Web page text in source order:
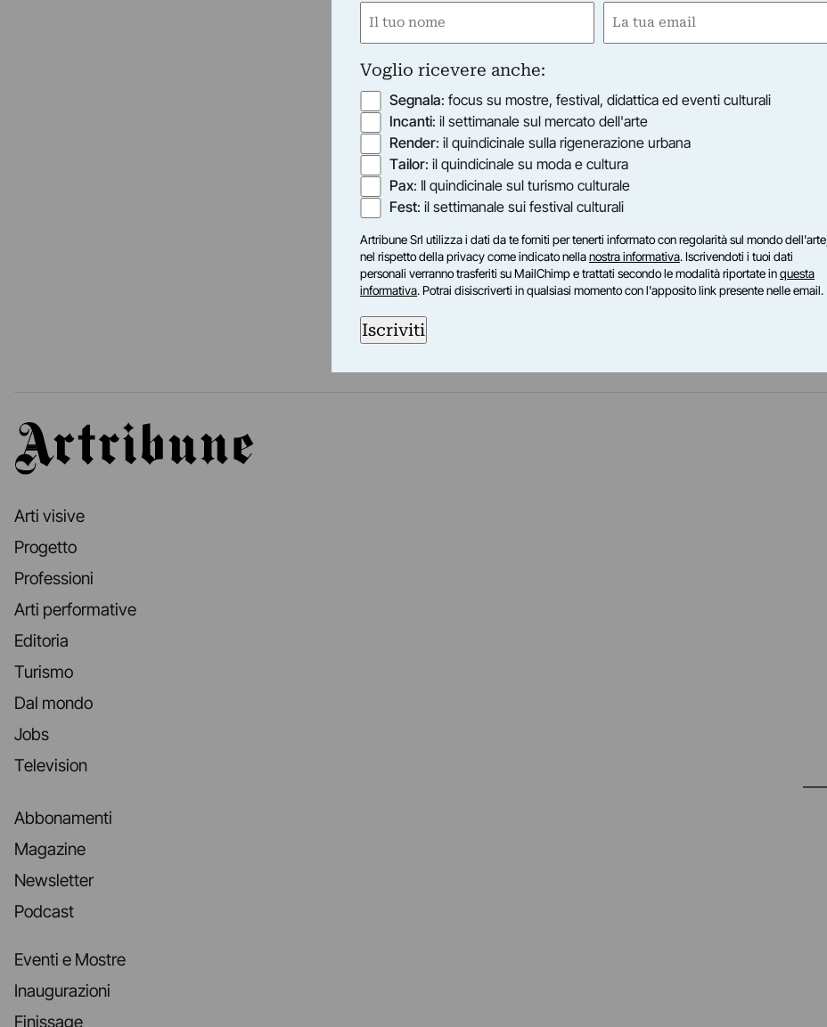
Artribune
Arti visive
Progetto
Professioni
Arti performative
Editoria
Turismo
Dal mondo
Jobs
Television
Abbonamenti
Magazine
Newsletter
Podcast
Eventi e Mostre
Inaugurazioni
Finissage
Nome
Email
Voglio ricevere anche:
Segnala: focus su mostre, festival, didattica ed eventi culturali
Incanti: il settimanale sul mercato dell'arte
Render: il quindicinale sulla rigenerazione urbana
Tailor: il quindicinale su moda e cultura
Pax: Il quindicinale sul turismo culturale
Fest: il settimanale sui festival culturali
Artribune Srl utilizza i dati da te forniti per tenerti informato con regolarità sul mondo dell'arte,
nel rispetto della privacy come indicato nellanostra informativa. Iscrivendoti i tuoi dati
personali verranno trasferiti su MailChimp e trattati secondo le modalità riportate inquesta
informativa. Potrai disiscriverti in qualsiasi momento con l'apposito link presente nelle email.
Iscriviti